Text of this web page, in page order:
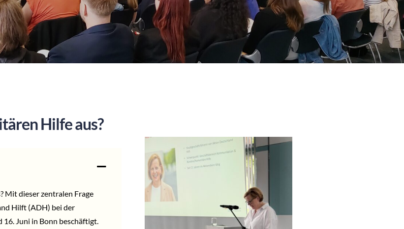
Hilfe aus?
Mit dieser zentralen Frage
Hilft(ADH) bei der
16. Juni in Bonn beschäftigt.